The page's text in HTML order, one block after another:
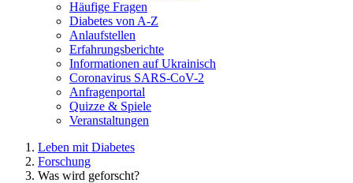
Häufige Fragen
Diabetes von A-Z
Anlaufstellen
Erfahrungsberichte
Informationen auf Ukrainisch
Coronavirus SARS-CoV-2
Anfragenportal
Quizze & Spiele
Veranstaltungen
Leben mit Diabetes
Forschung
Was wird geforscht?